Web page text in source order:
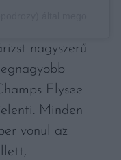
nagyszerű
Elysee
Minden
vonul az